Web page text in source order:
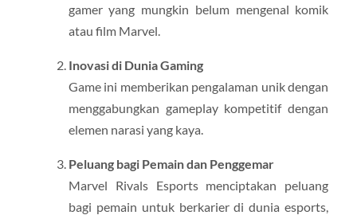
gamer yang mungkin belum mengenal komik
atau film Marvel.
Inovasi di Dunia Gaming
Game ini memberikan pengalaman unik dengan
menggabungkan gameplay kompetitif dengan
elemen narasi yang kaya.
Peluang bagi Pemain dan Penggemar
Marvel Rivals Esports menciptakan peluang
bagi pemain untuk berkarier di dunia esports,